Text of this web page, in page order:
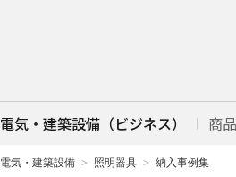
電気・建築設備（ビジネス） 商
電気・建築設備 照明器具 納入事例集